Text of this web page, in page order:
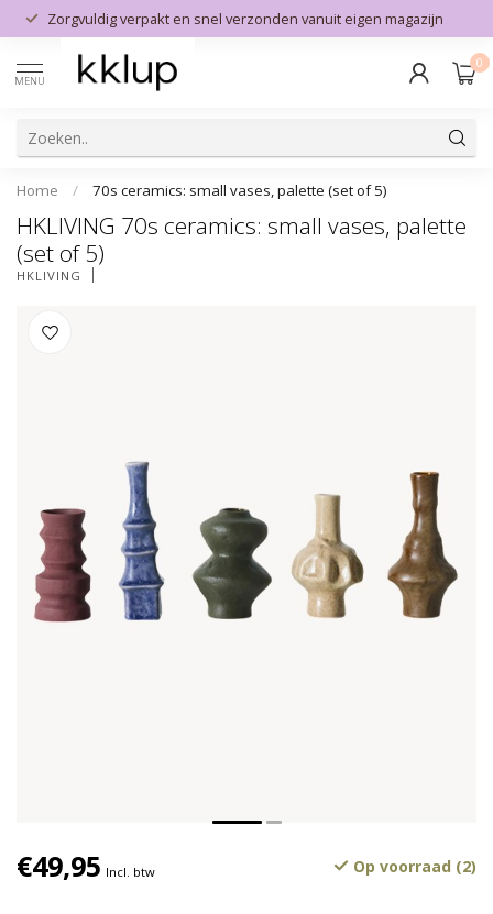
Zorgvuldig verpakt en snel verzonden vanuit eigen magazijn
MENU
0
Home / 70s ceramics: small vases, palette (set of 5)
HKLIVING 70s ceramics: small vases, palette
(set of 5)
HKLIVING
€49,95 Incl. btw Op voorraad (2)